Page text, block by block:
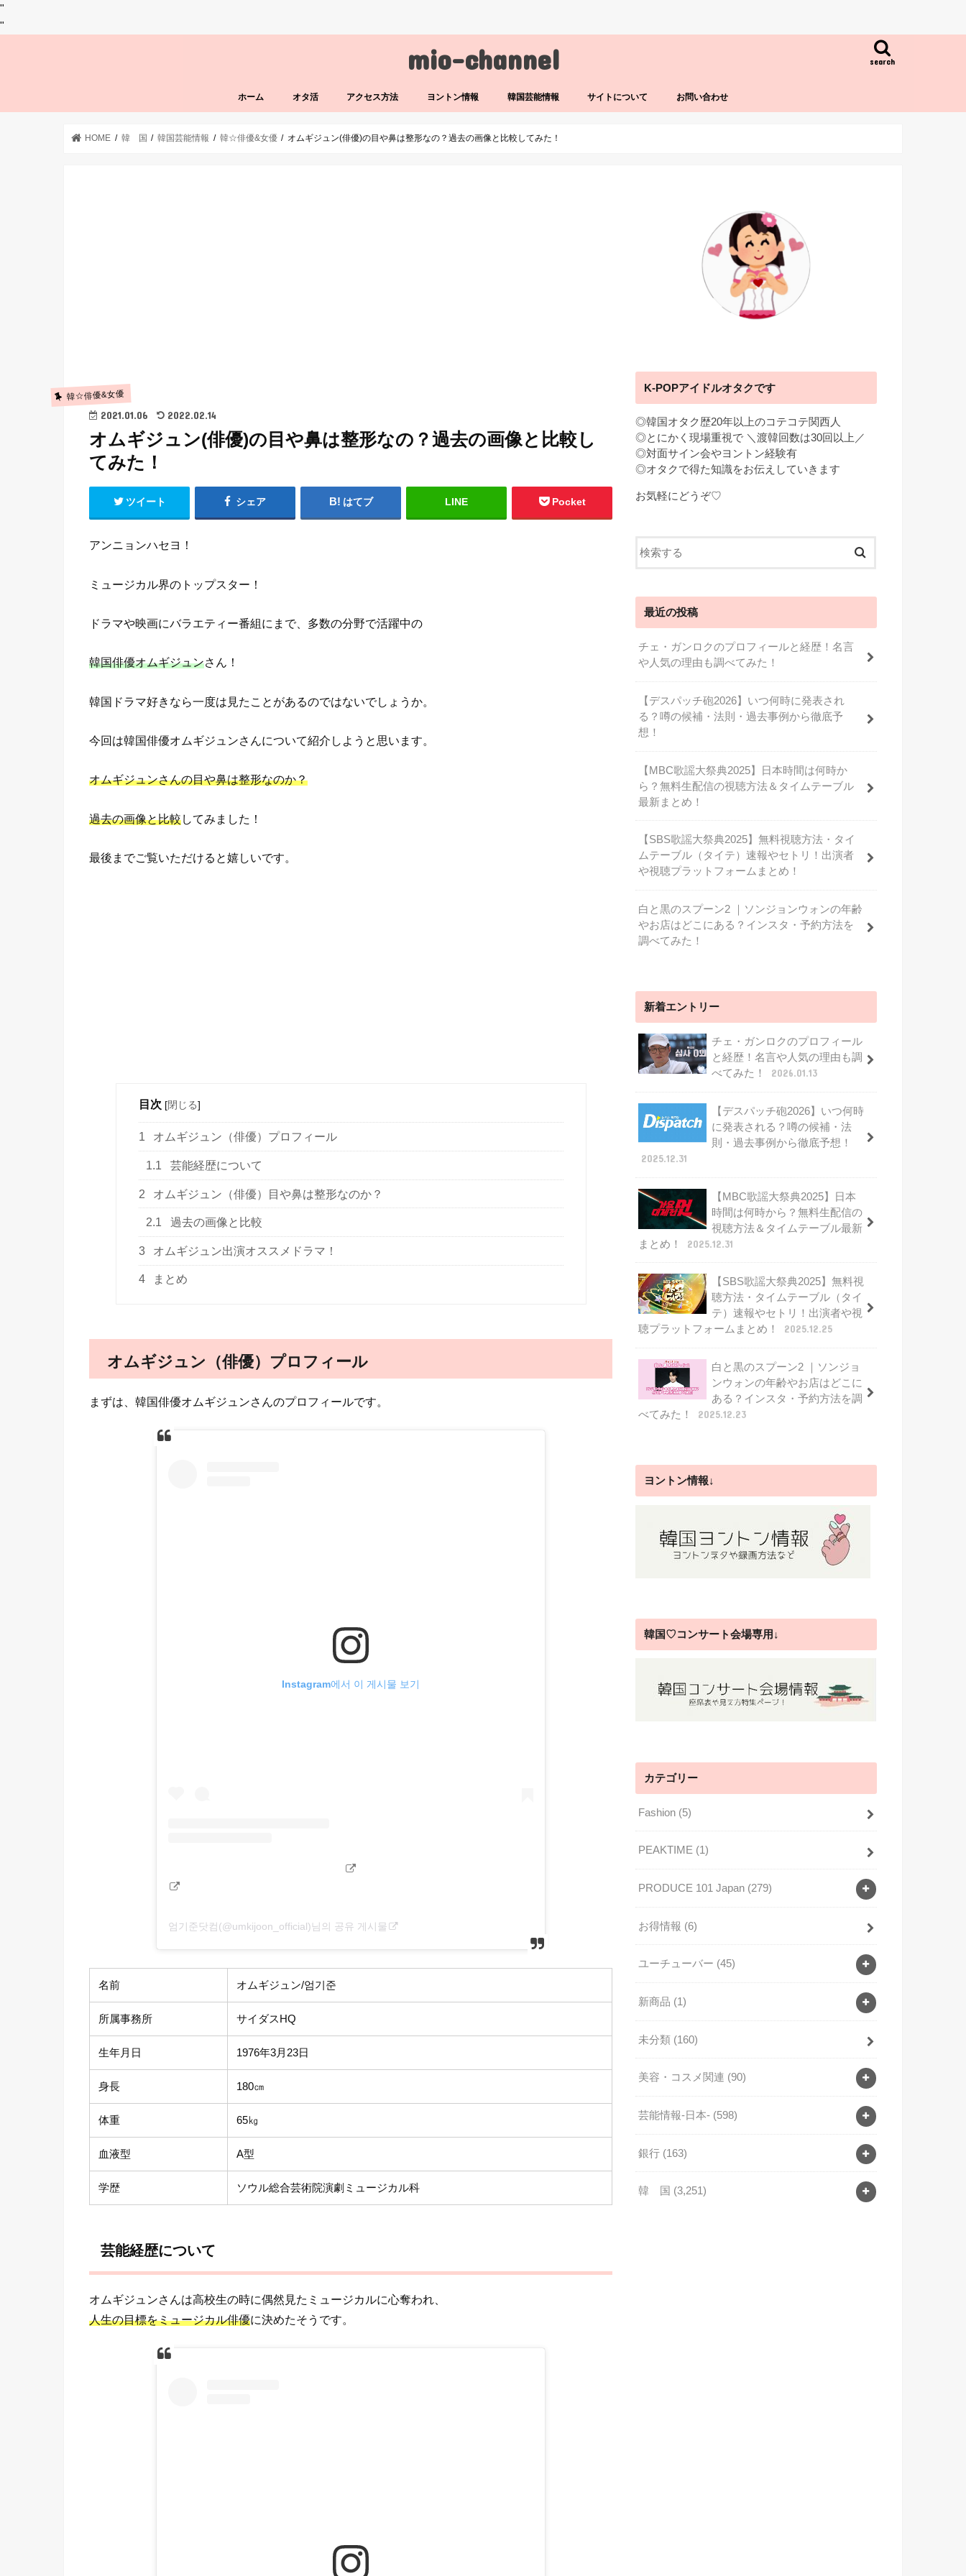
"
"
mio-channel search
ホーム オタ活 アクセス方法 ヨントン情報 韓国芸能情報 サイトについて お問い合わせ
HOME 韓 国 韓国芸能情報 韓☆俳優&女優 オムギジュン(俳優)の目や鼻は整形なの？過去の画像と比較してみた！
韓☆俳優&女優
2021.01.06 2022.02.14
オムギジュン(俳優)の目や鼻は整形なの？過去の画像と比較し
てみた！
ツイート シェア はてブ LINE Pocket
アンニョンハセヨ！
ミュージカル界のトップスター！
ドラマや映画にバラエティー番組にまで、多数の分野で活躍中の
韓国俳優オムギジュンさん！
韓国ドラマ好きなら一度は見たことがあるのではないでしょうか。
今回は韓国俳優オムギジュンさんについて紹介しようと思います。
オムギジュンさんの目や鼻は整形なのか？
過去の画像と比較してみました！
最後までご覧いただけると嬉しいです。
目次 [閉じる]
1 オムギジュン（俳優）プロフィール
1.1 芸能経歴について
2 オムギジュン（俳優）目や鼻は整形なのか？
2.1 過去の画像と比較
3 オムギジュン出演オススメドラマ！
4 まとめ
オムギジュン（俳優）プロフィール
まずは、韓国俳優オムギジュンさんのプロフィールです。
Instagram에서 이 게시물 보기
엄기준닷컴(@umkijoon_official)님의 공유 게시물
名前 オムギジュン/엄기준
所属事務所 サイダスHQ
生年月日 1976年3月23日
身長 180㎝
体重 65㎏
血液型 A型
学歴 ソウル総合芸術院演劇ミュージカル科
芸能経歴について
オムギジュンさんは高校生の時に偶然見たミュージカルに心奪われ、
人生の目標をミュージカル俳優に決めたそうです。
K-POPアイドルオタクです
◎韓国オタク歴20年以上のコテコテ関西人
◎とにかく現場重視で ＼渡韓回数は30回以上／
◎対面サイン会やヨントン経験有
◎オタクで得た知識をお伝えしていきます
お気軽にどうぞ♡
最近の投稿
チェ・ガンロクのプロフィールと経歴！名言
や人気の理由も調べてみた！
【デスパッチ砲2026】いつ何時に発表され
る？噂の候補・法則・過去事例から徹底予
想！
【MBC歌謡大祭典2025】日本時間は何時か
ら？無料生配信の視聴方法＆タイムテーブル
最新まとめ！
【SBS歌謡大祭典2025】無料視聴方法・タイ
ムテーブル（タイテ）速報やセトリ！出演者
や視聴プラットフォームまとめ！
白と黒のスプーン2 ｜ソンジョンウォンの年齢
やお店はどこにある？インスタ・予約方法を
調べてみた！
新着エントリー
チェ・ガンロクのプロフィール
と経歴！名言や人気の理由も調
べてみた！
2026.01.13
【デスパッチ砲2026】いつ何時
に発表される？噂の候補・法
則・過去事例から徹底予想！
2025.12.31
【MBC歌謡大祭典2025】日本
時間は何時から？無料生配信の
視聴方法＆タイムテーブル最新
まとめ！
2025.12.31
【SBS歌謡大祭典2025】無料視
聴方法・タイムテーブル（タイ
テ）速報やセトリ！出演者や視
聴プラットフォームまとめ！
2025.12.25
白と黒のスプーン2 ｜ソンジョ
ンウォンの年齢やお店はどこに
ある？インスタ・予約方法を調
べてみた！
2025.12.23
ヨントン情報↓
韓国♡コンサート会場専用↓
カテゴリー
Fashion (5)
PEAKTIME (1)
PRODUCE 101 Japan (279)
お得情報 (6)
ユーチューバー (45)
新商品 (1)
未分類 (160)
美容・コスメ関連 (90)
芸能情報-日本- (598)
銀行 (163)
韓 国 (3,251)